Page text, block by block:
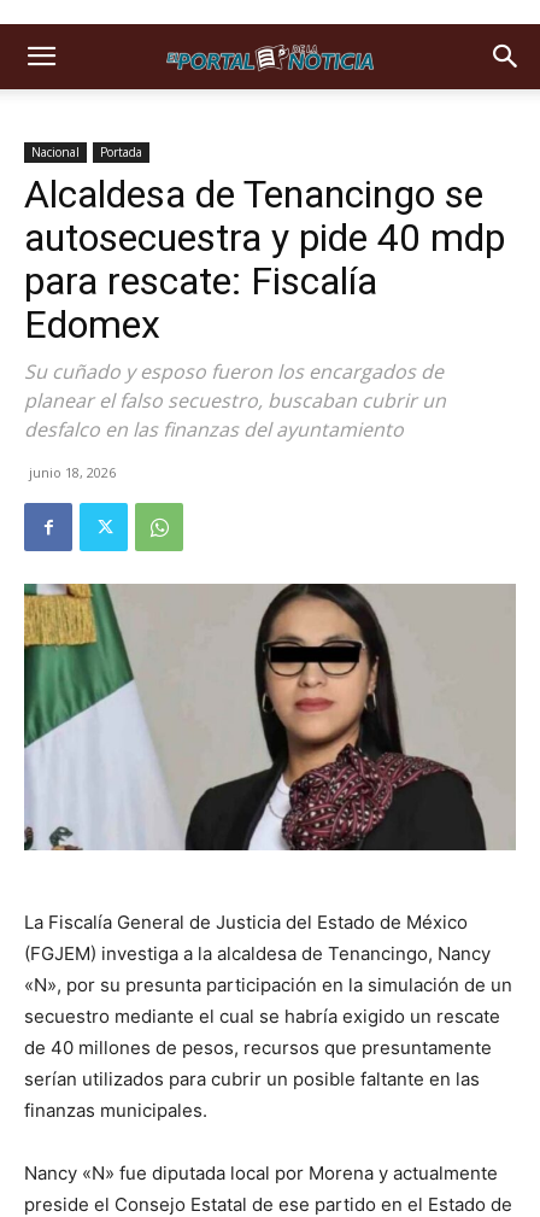
Nacional Portada
Alcaldesa de Tenancingo se
autosecuestra y pide 40 mdp
para rescate: Fiscalía
Edomex
Su cuñado y esposo fueron los encargados de
planear el falso secuestro, buscaban cubrir un
desfalco en las finanzas del ayuntamiento
junio 18, 2026
La Fiscalía General de Justicia del Estado de México
(FGJEM) investiga a la alcaldesa de Tenancingo, Nancy
«N», por su presunta participación en la simulación de un
secuestro mediante el cual se habría exigido un rescate
de 40 millones de pesos, recursos que presuntamente
serían utilizados para cubrir un posible faltante en las
finanzas municipales.
Nancy «N» fue diputada local por Morena y actualmente
preside el Consejo Estatal de ese partido en el Estado de